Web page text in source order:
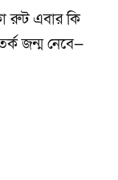
রুট এবার কি
জন্ম নেবে—